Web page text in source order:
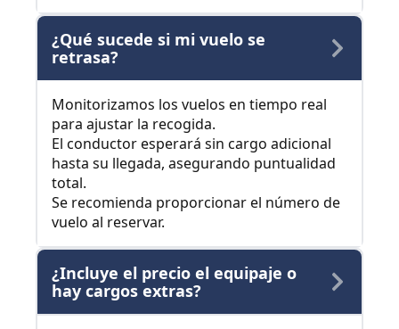
¿Qué sucede si mi vuelo se
retrasa?
Monitorizamos los vuelos en tiempo real
para ajustar la recogida.
El conductor esperará sin cargo adicional
hasta su llegada, asegurando puntualidad
total.
Se recomienda proporcionar el número de
vuelo al reservar.
¿Incluye el precio el equipaje o
hay cargos extras?